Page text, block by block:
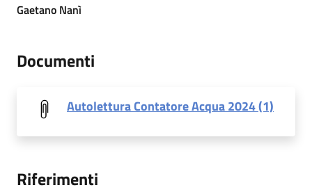
Gaetano Nanì
Documenti
Autolettura Contatore Acqua 2024 (1)
Riferimenti